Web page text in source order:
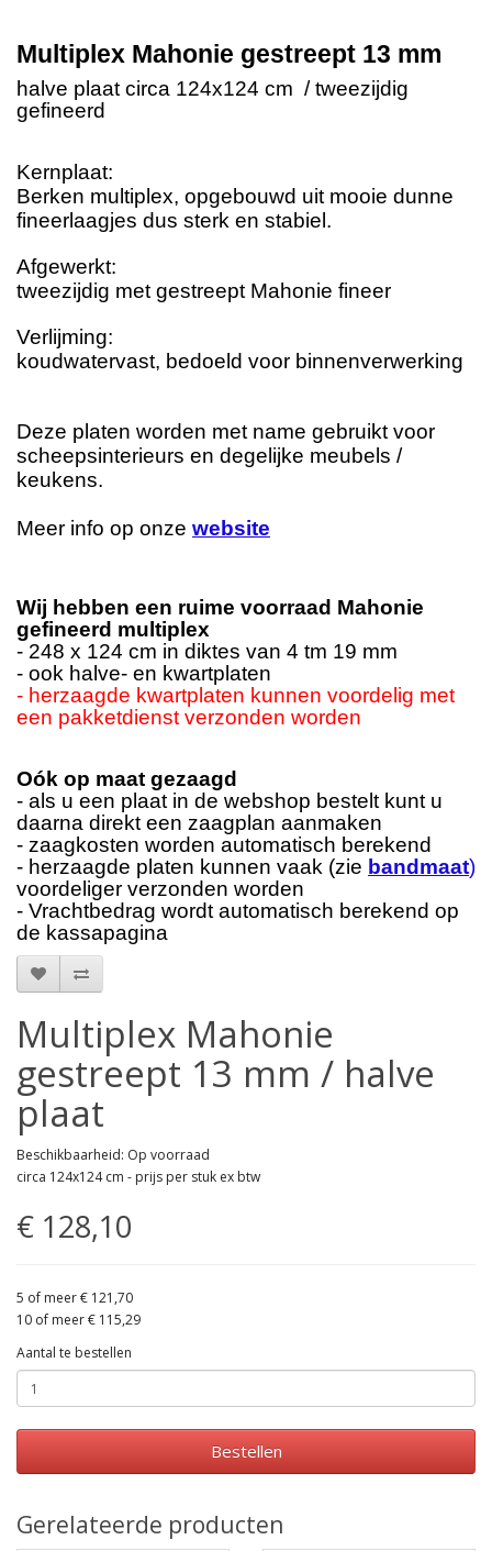
Multiplex Mahonie gestreept 13 mm
halve plaat circa 124x124 cm / tweezijdig
gefineerd
Kernplaat:
Berken multiplex, opgebouwd uit mooie dunne
fineerlaagjes dus sterk en stabiel.
Afgewerkt:
tweezijdig met gestreept Mahonie fineer
Verlijming:
koudwatervast, bedoeld voor binnenverwerking
Deze platen worden met name gebruikt voor
scheepsinterieurs en degelijke meubels /
keukens.
Meer info op onze website
Wij hebben een ruime voorraad Mahonie
gefineerd multiplex
- 248 x 124 cm in diktes van 4 tm 19 mm
- ook halve- en kwartplaten
- herzaagde kwartplaten kunnen voordelig met
een pakketdienst verzonden worden
Oók op maat gezaagd
- als u een plaat in de webshop bestelt kunt u
daarna direkt een zaagplan aanmaken
- zaagkosten worden automatisch berekend
- herzaagde platen kunnen vaak (zie bandmaat)
voordeliger verzonden worden
- Vrachtbedrag wordt automatisch berekend op
de kassapagina
Multiplex Mahonie
gestreept 13 mm / halve
plaat
Beschikbaarheid: Op voorraad
circa 124x124 cm - prijs per stuk ex btw
€ 128,10
5 of meer € 121,70
10 of meer € 115,29
Aantal te bestellen
Bestellen
Gerelateerde producten